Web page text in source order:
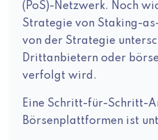
(PoS)-Netzwerk. Noch
Strategie von Staking-
von der Strategie
Drittanbietern oder
verfolgt wird.
Eine Schritt-für-Schritt-
Börsenplattformen ist